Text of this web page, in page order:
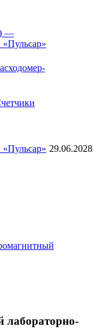
—
29.06.2028
лабораторно-